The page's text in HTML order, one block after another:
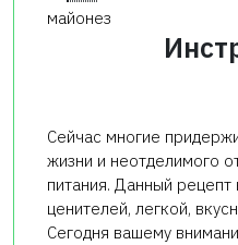
майонез
Сейчас многие
жизни и неотделимого
питания. Данный рецепт
ценителей, легкой,
Сегодня вашему